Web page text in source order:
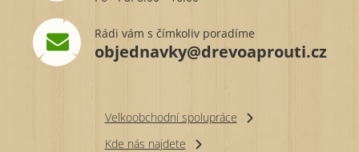
objednavky@drevoaprouti.cz
Rádi vám s čímkoliv poradíme
Velkoobchodní spolupráce
Kde nás najdete